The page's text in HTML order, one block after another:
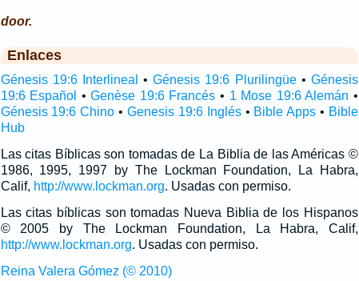
door.
Enlaces
Génesis 19:6 Interlineal •Génesis 19:6 Plurilingüe• Génesis
19:6 Español •Genèse 19:6 Francés • 1 Mose 19:6 Alemán •
Génesis 19:6 Chino • Genesis 19:6 Inglés• Bible Apps • Bible
Hub
Las citas Bíblicas son tomadas de La Biblia de las Américas ©
1986, 1995, 1997 by The Lockman Foundation, La Habra,
Calif, http://www.lockman.org. Usadas con permiso.
Las citas bíblicas son tomadas Nueva Biblia de los Hispanos
© 2005 by The Lockman Foundation, La Habra, Calif,
http://www.lockman.org. Usadas con permiso.
Reina Valera Gómez (© 2010)